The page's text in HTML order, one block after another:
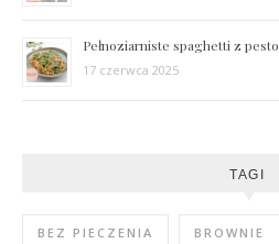
Pełnoziarniste spaghetti z
17 czerwca 2025
TAGI
BEZ PIECZENIA BROWNIE